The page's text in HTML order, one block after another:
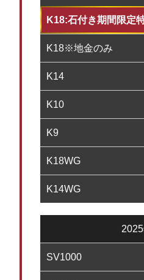
K18:石付き期間限定
K18※地金のみ
K14
K10
K9
K18WG
K14WG
SV1000